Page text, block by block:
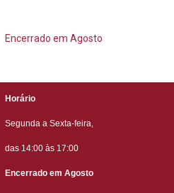
Encerrado em Agosto
Horário
Segunda a Sexta-feira,
das 14:00 às 17:00
Encerrado em Agosto